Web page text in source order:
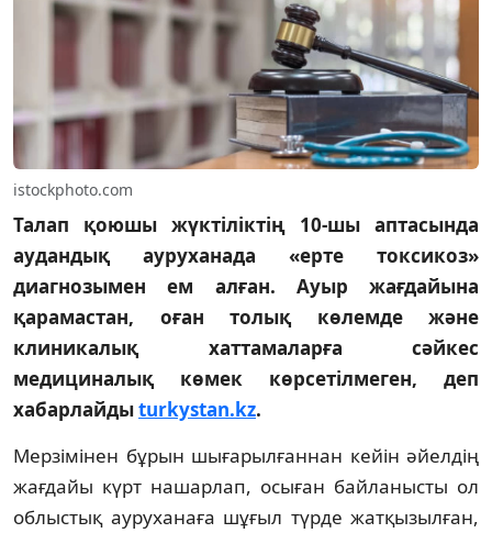
istockphoto.com
Талап қоюшы жүктіліктің 10-шы аптасында
аудандық ауруханада «ерте токсикоз»
диагнозымен ем алған. Ауыр жағдайына
қарамастан, оған толық көлемде және
клиникалық хаттамаларға сәйкес
медициналық көмек көрсетілмеген, деп
хабарлайдыturkystan.kz.
Мерзімінен бұрын шығарылғаннан кейін әйелдің
жағдайы күрт нашарлап, осыған байланысты ол
облыстық ауруханаға шұғыл түрде жатқызылған,